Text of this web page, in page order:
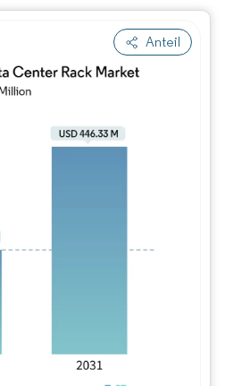
Anteil